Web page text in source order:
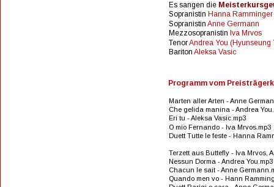
Es sangen die
Sopranistin Hanna Ramminger
Sopranistin Anne Germann
Mezzosopranistin Iva Mrvos
Tenor Andrea You (Hyunseung
Bariton Aleksa Vasic
Programm vom
Marten aller Arten - Anne
Che gelida manina - Andrea
Eri tu - Aleksa Vasic.mp3
O mio Fernando - Iva Mrvos.mp3
Duett Tutte le feste - Hanna
Terzett aus Buttefly - Iva Mrvos,
Nessun Dorma - Andrea You.mp3
Chacun le sait - Anne
Quando men vo - Hann